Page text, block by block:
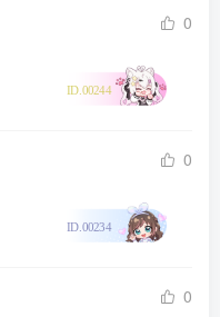
0
ID.00244
0
ID.00234
0